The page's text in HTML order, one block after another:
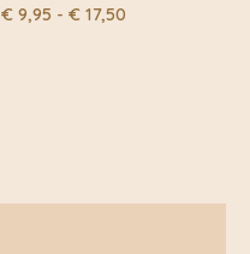
€ 9,95 - € 17,50